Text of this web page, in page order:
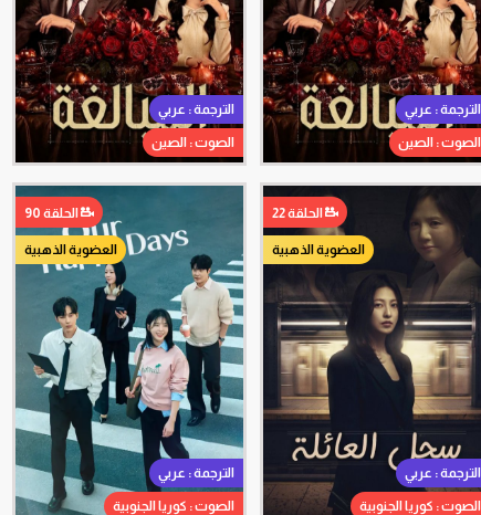
الترجمة : عربي
الصوت : الصين
الترجمة : عربي
الصوت : الصين
العضوية الذهبية
الترجمة : عربي
الصوت : كوريا الجنوبية
الحلقة 22
العضوية الذهبية
الترجمة : عربي
الصوت : كوريا الجنوبية
الحلقة 90